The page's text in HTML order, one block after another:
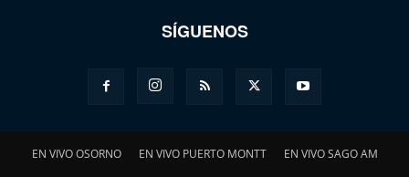
SÍGUENOS
EN VIVO OSORNO EN VIVO PUERTO MONTT EN VIVO SAGO AM